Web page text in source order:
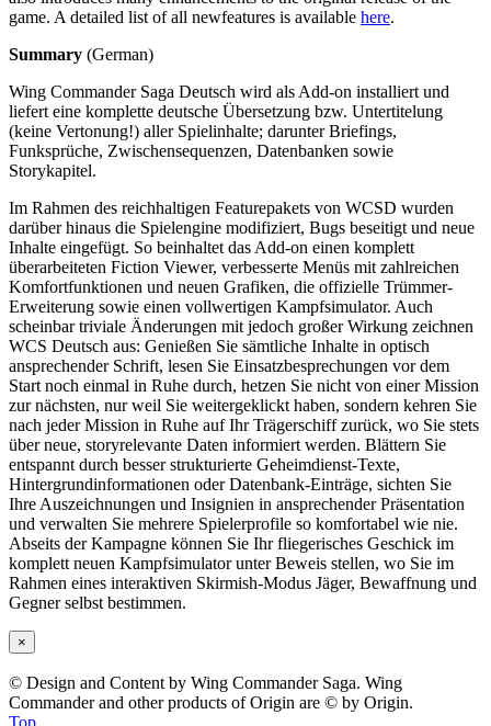
game. A detailed list of all newfeatures is available here.
Summary (German)
Wing Commander Saga Deutsch wird als Add-on installiert und
liefert eine komplette deutsche Übersetzung bzw. Untertitelung
(keine Vertonung!) aller Spielinhalte; darunter Briefings,
Funksprüche, Zwischensequenzen, Datenbanken sowie
Storykapitel.
Im Rahmen des reichhaltigen Featurepakets von WCSD wurden
darüber hinaus die Spielengine modifiziert, Bugs beseitigt und neue
Inhalte eingefügt. So beinhaltet das Add-on einen komplett
überarbeiteten Fiction Viewer, verbesserte Menüs mit zahlreichen
Komfortfunktionen und neuen Grafiken, die offizielle Trümmer-
Erweiterung sowie einen vollwertigen Kampfsimulator. Auch
scheinbar triviale Änderungen mit jedoch großer Wirkung zeichnen
WCS Deutsch aus: Genießen Sie sämtliche Inhalte in optisch
ansprechender Schrift, lesen Sie Einsatzbesprechungen vor dem
Start noch einmal in Ruhe durch, hetzen Sie nicht von einer Mission
zur nächsten, nur weil Sie weitergeklickt haben, sondern kehren Sie
nach jeder Mission in Ruhe auf Ihr Trägerschiff zurück, wo Sie stets
über neue, storyrelevante Daten informiert werden. Blättern Sie
entspannt durch besser strukturierte Geheimdienst-Texte,
Hintergrundinformationen oder Datenbank-Einträge, sichten Sie
Ihre Auszeichnungen und Insignien in ansprechender Präsentation
und verwalten Sie mehrere Spielerprofile so komfortabel wie nie.
Abseits der Kampagne können Sie Ihr fliegerisches Geschick im
komplett neuen Kampfsimulator unter Beweis stellen, wo Sie im
Rahmen eines interaktiven Skirmish-Modus Jäger, Bewaffnung und
Gegner selbst bestimmen.
×
© Design and Content by Wing Commander Saga. Wing
Commander and other products of Origin are © by Origin.